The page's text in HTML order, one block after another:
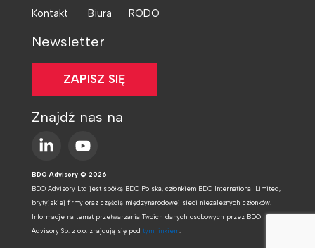
Kontakt Biura RODO
Newsletter
ZAPISZ SIĘ
Znajdź nas na
BDO Advisory © 2026
BDO Advisory Ltd jest spółką BDO Polska, członkiem BDO International Limited,
brytyjskiej firmy oraz częścią międzynarodowej sieci niezależnych członków.
Informacje na temat przetwarzania Twoich danych osobowych przez BDO
Advisory Sp. z o.o. znajdują się pod tym linkiem